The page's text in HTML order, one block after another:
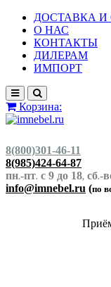
ДОСТАВКА И
О НАС
КОНТАКТЫ
ДИЛЕРАМ
ИМПОРТ
Корзина:
8(800)301-46-11
8(985)424-64-87
пн.-пт. с 9 до 18, сб.-
info@imnebel.ru (по